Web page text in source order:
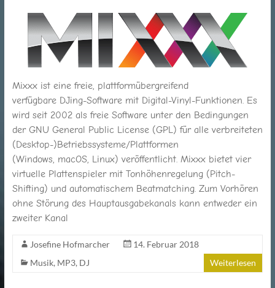
Jung
Mixxx ist eine freie, plattformübergreifend
verfügbare DJing-Software mit Digital-Vinyl-Funktionen. Es
wird seit 2002 als freie Software unter den Bedingungen
der GNU General Public License (GPL) für alle verbreiteten
(Desktop-)Betriebssysteme/Plattformen
(Windows, macOS, Linux) veröffentlicht. Mixxx bietet vier
virtuelle Plattenspieler mit Tonhöhenregelung (Pitch-
Shifting) und automatischem Beatmatching. Zum Vorhören
ohne Störung des Hauptausgabekanals kann entweder ein
zweiter Kanal
Josefine Hofmarcher
14. Februar 2018
Musik, MP3, DJ Weiterlesen